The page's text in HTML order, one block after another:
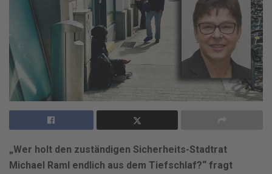
„Wer holt den zuständigen Sicherheits-Stadtrat
Michael Raml endlich aus dem Tiefschlaf?“ fragt